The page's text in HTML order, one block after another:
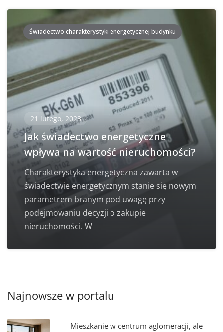
Świadectwo charakterystyki energetycznej budynku
21 lutego, 2023
Jak świadectwo energetyczne
wpływa na wartość nieruchomości?
Charakterystyka energetyczna zawarta w
świadectwie energetycznym stanie się nowym
parametrem branym pod uwagę przy
podejmowaniu decyzji o zakupie
nieruchomości. W
Najnowsze w portalu
Mieszkanie w centrum aglomeracji, ale